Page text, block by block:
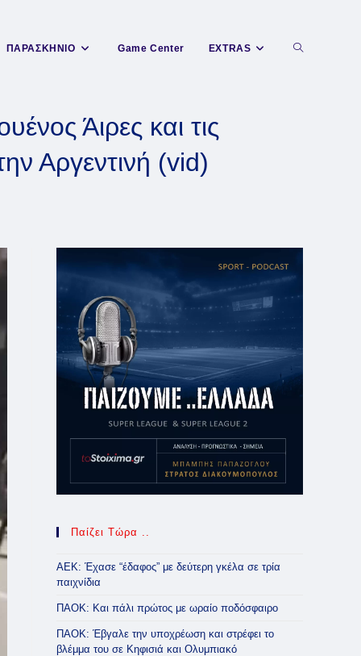
ΠΑΡΑΣΚΗΝΙΟ Game Center EXTRAS Toggle
Άιρες και τις
Αργεντινή (vid)
Παίζει Τώρα ..
ΑΕΚ: Έχασε “έδαφος” με δεύτερη γκέλα σε τρία
παιχνίδια
ΠΑΟΚ: Και πάλι πρώτος με ωραίο ποδόσφαιρο
ΠΑΟΚ: Έβγαλε την υποχρέωση και στρέφει το
βλέμμα του σε Κηφισιά και Ολυμπιακό